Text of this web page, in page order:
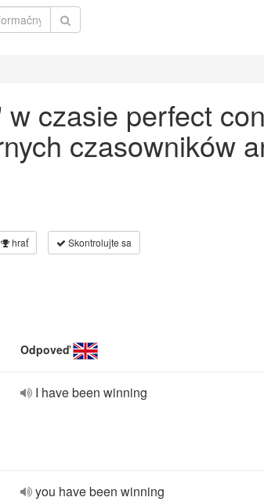
czasie perfect
czasowników
hrať Skontrolujte sa
Odpoveď
I have been winning
you have been winning